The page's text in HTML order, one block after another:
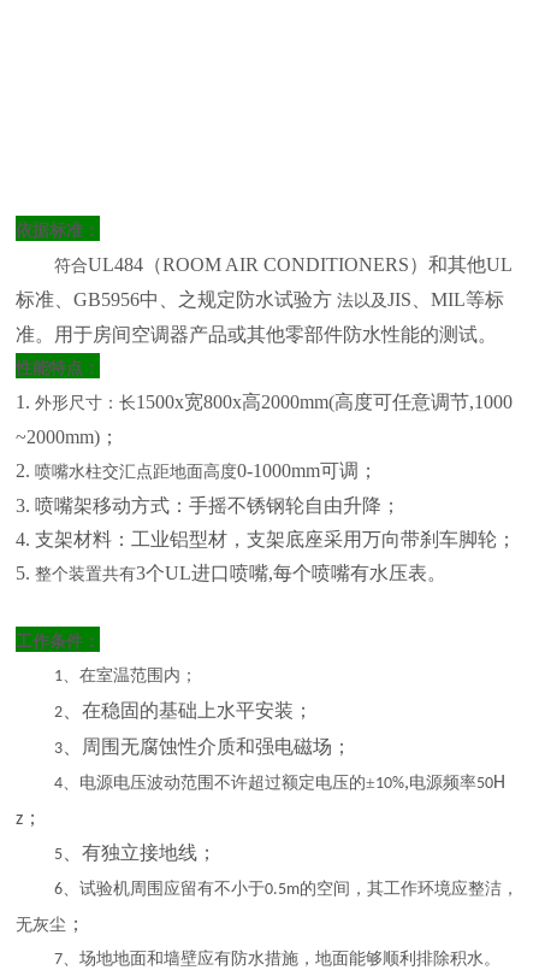
依据标准：
符合UL484（ROOM AIR CONDITIONERS）和其他UL
标准、GB5956中、之规定防水试验方 法以及JIS、MIL等标
准。用于房间空调器产品或其他零部件防水性能的测试。
性能特点：
1.外形尺寸：长1500x宽800x高2000mm(高度可任意调节,1000
~2000mm)；
2.喷嘴水柱交汇点距地面高度0-1000mm可调；
3. 喷嘴架移动方式：手摇不锈钢轮自由升降；
4.支架材料：工业铝型材，支架底座采用万向带刹车脚轮；
5.整个装置共有3个UL进口喷嘴,每个喷嘴有水压表。
工作条件：
1、在室温范围内；
2 、在稳固的基础上水平安装；
3 、周围无腐蚀性介质和强电磁场；
4、电源电压波动范围不许超过额定电压的±10%,电源频率50H
z ；
5 、有独立接地线；
6、试验机周围应留有不小于0.5m的空间，其工作环境应整洁，
无灰尘 ；
7、场地地面和墙壁应有防水措施，地面能够顺利排除积水。